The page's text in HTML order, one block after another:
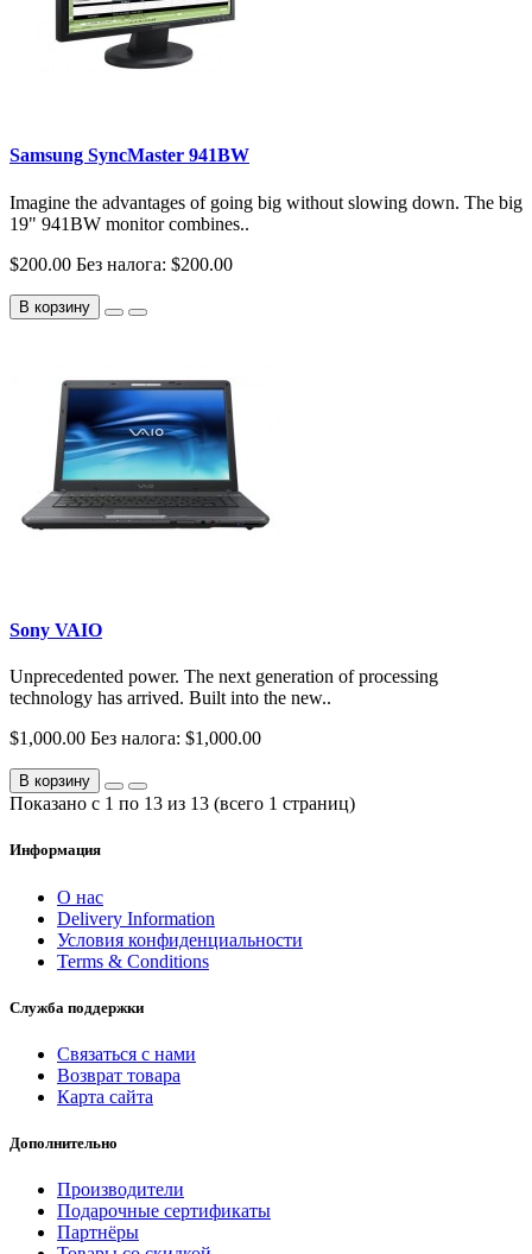
Samsung SyncMaster 941BW
Imagine the advantages of going big without slowing down. The big
19" 941BW monitor combines..
$200.00 Без налога: $200.00
В корзину
Sony VAIO
Unprecedented power. The next generation of processing
technology has arrived. Built into the new..
$1,000.00 Без налога: $1,000.00
В корзину
Показано с 1 по 13 из 13 (всего 1 страниц)
Информация
О нас
Delivery Information
Условия конфиденциальности
Terms & Conditions
Служба поддержки
Связаться с нами
Возврат товара
Карта сайта
Дополнительно
Производители
Подарочные сертификаты
Партнёры